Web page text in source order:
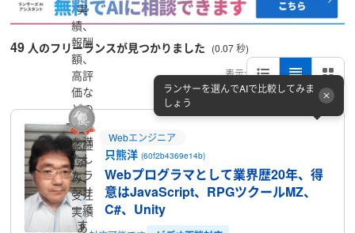
49 人のフリーランスが見つかりました (0.07 秒)
表示:
実
績、
報酬
額、
高評
価な
どの
条件
を満
たし
たラ
ンサ
ーで
す
Webエンジニア
只熊洋(60f2b4369e14b)
Webプログラマとして業界歴20年、得
意はJavaScript、RPGツクールMZ、
C#、Unity
ランサーを選んでAIで比較してみま
しょう
認証
済
み、
受注
実績
あ